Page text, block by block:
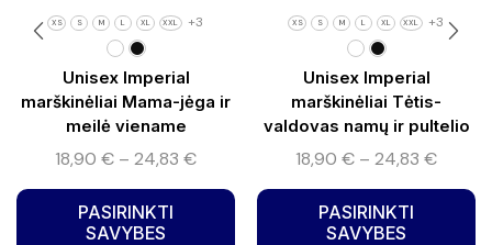
XS S M L XL XXL +3
Unisex Imperial
marškinėliai Mama-jėga ir
meilė viename
18,90 € – 24,83 €
PASIRINKTI
SAVYBES
XS S M L XL XXL +3
Unisex Imperial
marškinėliai Tėtis-
valdovas namų ir pultelio
18,90 € – 24,83 €
PASIRINKTI
SAVYBES